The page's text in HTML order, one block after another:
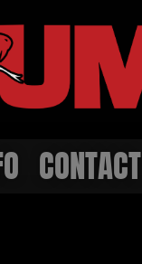
CONTACT